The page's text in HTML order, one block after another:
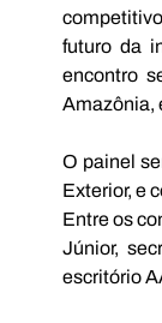
futuro da
encontro
Amazônia,
O painel
Exterior, e
Entre os
Júnior,
escritório